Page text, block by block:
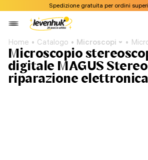
Spedizione gratuita per ordini
Home Catalogo Microscopi
Microscopio
digitale MAGUS
riparazione elettronica